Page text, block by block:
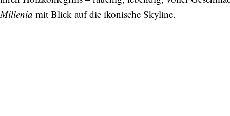
Millenia mit Blick auf die ikonische Skyline.